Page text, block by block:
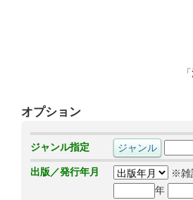
オプション
ジャンル指定
出版／発行年月
※雑
年